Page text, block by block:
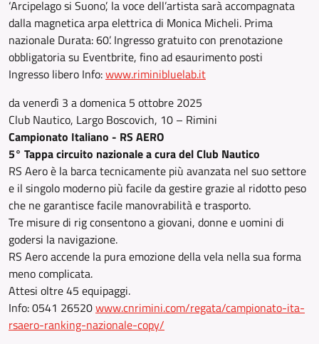
‘Arcipelago si Suono’, la voce dell’artista sarà accompagnata
dalla magnetica arpa elettrica di Monica Micheli. Prima
nazionale Durata: 60’. Ingresso gratuito con prenotazione
obbligatoria su Eventbrite, fino ad esaurimento posti
Ingresso libero Info:www.riminibluelab.it
da venerdì 3 a domenica 5 ottobre 2025
Club Nautico, Largo Boscovich, 10 – Rimini
Campionato Italiano - RS AERO
5° Tappa circuito nazionale a cura del Club Nautico
RS Aero è la barca tecnicamente più avanzata nel suo settore
e il singolo moderno più facile da gestire grazie al ridotto peso
che ne garantisce facile manovrabilità e trasporto.
Tre misure di rig consentono a giovani, donne e uomini di
godersi la navigazione.
RS Aero accende la pura emozione della vela nella sua forma
meno complicata.
Attesi oltre 45 equipaggi.
Info: 0541 26520www.cnrimini.com/regata/campionato-ita-
rsaero-ranking-nazionale-copy/